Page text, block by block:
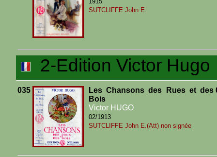
SUTCLIFFE John E.
2-Edition Victor Hugo
035
Les Chansons des Rues et des
Bois
Victor HUGO
02/1913
SUTCLIFFE John E.(Att) non signée